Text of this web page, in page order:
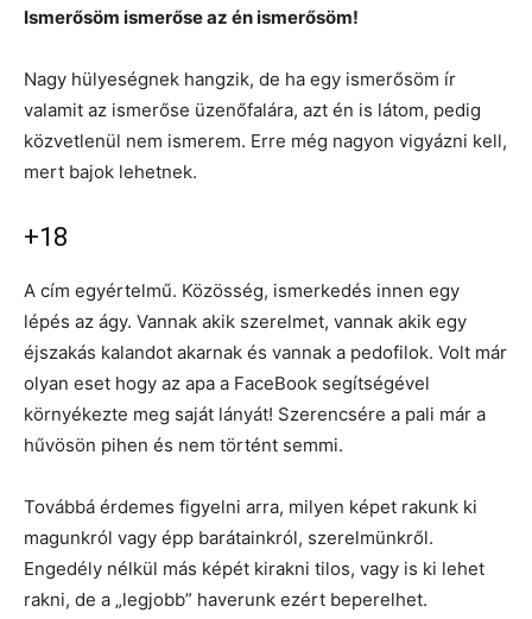
Ismerősöm ismerőse az én ismerősöm!
Nagy hülyeségnek hangzik, de ha egy ismerősöm ír
valamit az ismerőse üzenőfalára, azt én is látom, pedig
közvetlenül nem ismerem. Erre még nagyon vigyázni kell,
mert bajok lehetnek.
+18
A cím egyértelmű. Közösség, ismerkedés innen egy
lépés az ágy. Vannak akik szerelmet, vannak akik egy
éjszakás kalandot akarnak és vannak a pedofilok. Volt már
olyan eset hogy az apa a FaceBook segítségével
környékezte meg saját lányát! Szerencsére a pali már a
hűvösön pihen és nem történt semmi.
Továbbá érdemes figyelni arra, milyen képet rakunk ki
magunkról vagy épp barátainkról, szerelmünkről.
Engedély nélkül más képét kirakni tilos, vagy is ki lehet
rakni, de a „legjobb” haverunk ezért beperelhet.